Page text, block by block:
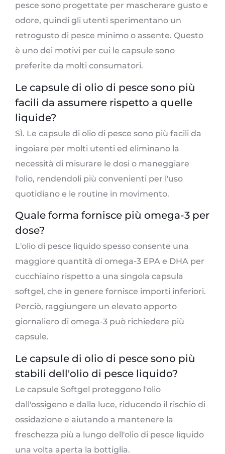
pesce sono progettate per mascherare gusto e
odore, quindi gli utenti sperimentano un
retrogusto di pesce minimo o assente. Questo
è uno dei motivi per cui le capsule sono
preferite da molti consumatori.
Le capsule di olio di pesce sono più
facili da assumere rispetto a quelle
liquide?
SÌ. Le capsule di olio di pesce sono più facili da
ingoiare per molti utenti ed eliminano la
necessità di misurare le dosi o maneggiare
l'olio, rendendoli più convenienti per l'uso
quotidiano e le routine in movimento.
Quale forma fornisce più omega-3 per
dose?
L'olio di pesce liquido spesso consente una
maggiore quantità di omega-3 EPA e DHA per
cucchiaino rispetto a una singola capsula
softgel, che in genere fornisce importi inferiori.
Perciò, raggiungere un elevato apporto
giornaliero di omega-3 può richiedere più
capsule.
Le capsule di olio di pesce sono più
stabili dell'olio di pesce liquido?
Le capsule Softgel proteggono l'olio
dall'ossigeno e dalla luce, riducendo il rischio di
ossidazione e aiutando a mantenere la
freschezza più a lungo dell'olio di pesce liquido
una volta aperta la bottiglia.